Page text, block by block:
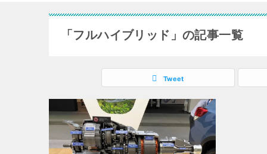
「フルハイブリッド」の記事一覧
Tweet